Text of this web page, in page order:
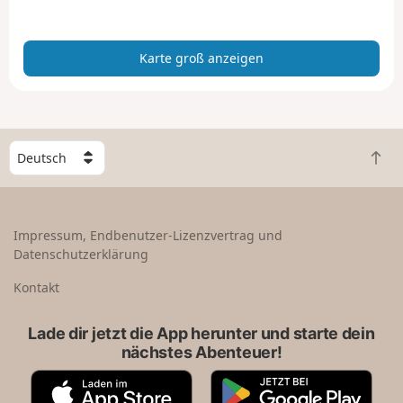
z
i
n
Karte groß anzeigen
W
ä
h
e
n
Z
u
Impressum, Endbenutzer-Lizenzvertrag und
Datenschutzerklärung
Kontakt
Lade dir jetzt die App herunter und starte dein
nächstes Abenteuer!
A
G